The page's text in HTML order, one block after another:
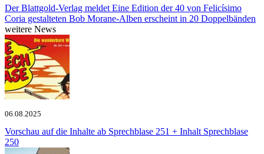
Der Blattgold-Verlag meldet Eine Edition der 40 von Felicísimo
Coria gestalteten Bob Morane-Alben erscheint in 20 Doppelbänden
weitere News
06.08.2025
Vorschau auf die Inhalte ab Sprechblase 251 + Inhalt Sprechblase
250